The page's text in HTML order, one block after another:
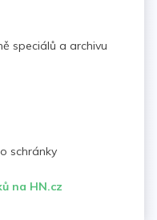
speciálů a archivu
schránky
na HN.cz